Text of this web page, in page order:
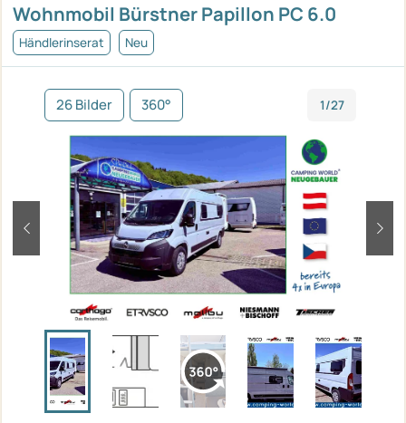
Wohnmobil Bürstner Papillon PC 6.0
Händlerinserat Neu
26 Bilder 360° 1/27
zurück